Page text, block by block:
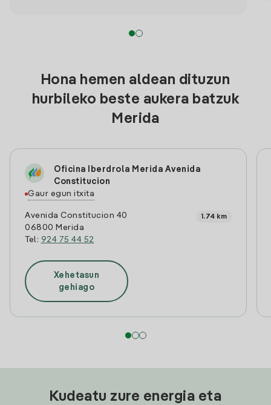
Hona hemen aldean dituzun
hurbileko beste aukera batzuk
Merida
Oficina Iberdrola Merida Avenida
Constitucion
Gaur egun itxita
Avenida Constitucion 40
06800 Merida
Tel: 924 75 44 52
1.74 km
Xehetasun
gehiago
Kudeatu zure energia eta